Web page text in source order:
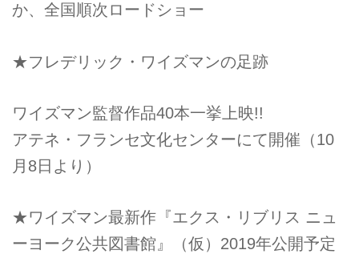
か、全国順次ロードショー
★フレデリック・ワイズマンの足跡
ワイズマン監督作品40本一挙上映!!
アテネ・フランセ文化センターにて開催（10
月8日より）
★ワイズマン最新作『エクス・リブリス ニュ
ーヨーク公共図書館』（仮）2019年公開予定